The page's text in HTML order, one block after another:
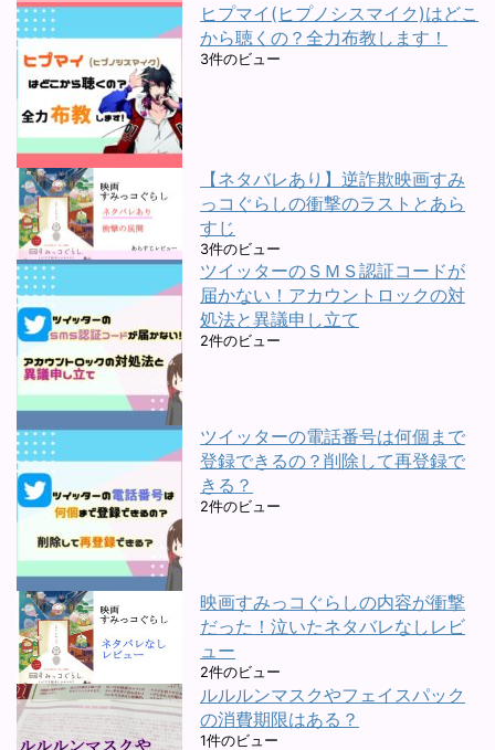
ヒプマイ(ヒプノシスマイク)はどこ
から聴くの？全力布教します！
3件のビュー
【ネタバレあり】逆詐欺映画すみ
っコぐらしの衝撃のラストとあら
すじ
3件のビュー
ツイッターのＳＭＳ認証コードが
届かない！アカウントロックの対
処法と異議申し立て
2件のビュー
ツイッターの電話番号は何個まで
登録できるの？削除して再登録で
きる？
2件のビュー
映画すみっコぐらしの内容が衝撃
だった！泣いたネタバレなしレビ
ュー
2件のビュー
ルルルンマスクやフェイスパック
の消費期限はある？
1件のビュー